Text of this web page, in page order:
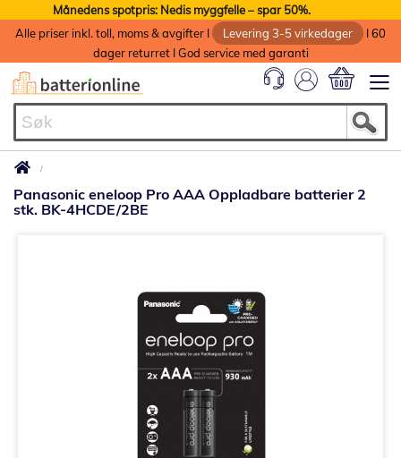
Månedens spotpris: Nedis myggfelle – spar 50%.
Alle priser inkl. toll, moms & avgifter I
Levering 3-5 virkedager
I 60
dager returret I God service med garanti
Panasonic eneloop Pro AAA Oppladbare batterier 2
stk. BK-4HCDE/2BE